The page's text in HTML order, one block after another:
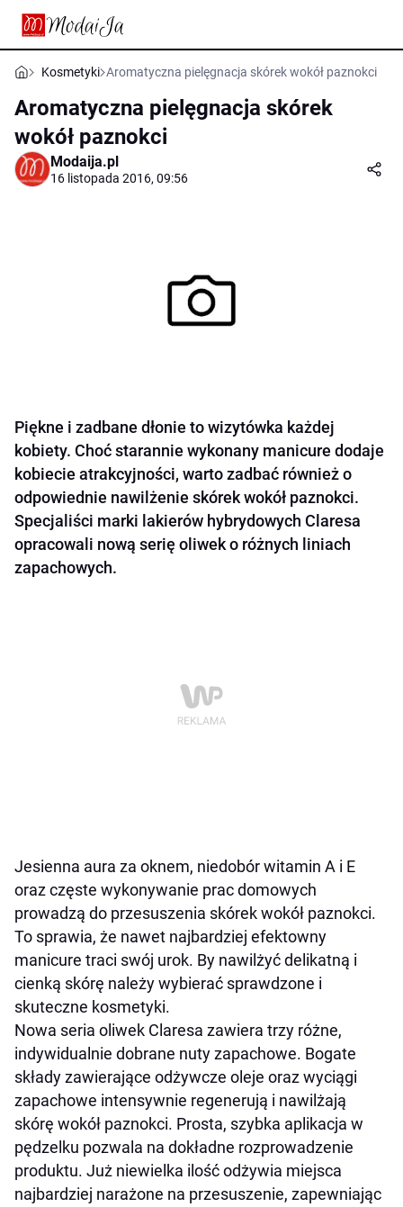
Kosmetyki Aromatyczna pielęgnacja skórek wokół paznokci
Aromatyczna pielęgnacja skórek
wokół paznokci
Modaija.pl
16 listopada 2016, 09:56
Piękne i zadbane dłonie to wizytówka każdej
kobiety. Choć starannie wykonany manicure dodaje
kobiecie atrakcyjności, warto zadbać również o
odpowiednie nawilżenie skórek wokół paznokci.
Specjaliści marki lakierów hybrydowych Claresa
opracowali nową serię oliwek o różnych liniach
zapachowych.
Jesienna aura za oknem, niedobór witamin A i E
oraz częste wykonywanie prac domowych
prowadzą do przesuszenia skórek wokół paznokci.
To sprawia, że nawet najbardziej efektowny
manicure traci swój urok. By nawilżyć delikatną i
cienką skórę należy wybierać sprawdzone i
skuteczne kosmetyki.
Nowa seria oliwek Claresa zawiera trzy różne,
indywidualnie dobrane nuty zapachowe. Bogate
składy zawierające odżywcze oleje oraz wyciągi
zapachowe intensywnie regenerują i nawilżają
skórę wokół paznokci. Prosta, szybka aplikacja w
pędzelku pozwala na dokładne rozprowadzenie
produktu. Już niewielka ilość odżywia miejsca
najbardziej narażone na przesuszenie, zapewniając